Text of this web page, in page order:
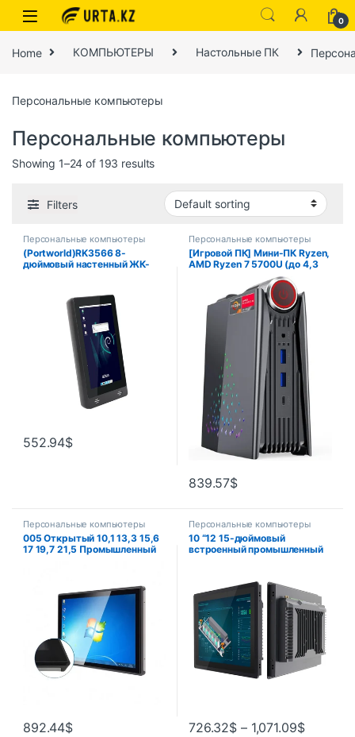
0
Home КОМПЬЮТЕРЫ Настольные ПК
Персональные компьютеры
Персональные компьютеры
Showing 1–24 of 193 results
Filters
Персональные компьютеры
(Portworld)RK3566 8-
дюймовый настенный ЖК-
планшетных ПК Linux
552.94$
Персональные компьютеры
[Игровой ПК] Мини-ПК Ryzen,
AMD Ryzen 7 5700U (до 4,3
ГГц), 16 ГБ DDR4, 512 ГБ
NVME SSD Mini
839.57$
Персональные компьютеры
005 Открытый 10,1 13,3 15,6
17 19,7 21,5 Промышленный
Компьютер
892.44$
Персональные компьютеры
10 “12 15-дюймовый
встроенный промышленный
экраном Intel Core i3
Встроенный беспроводной
Wi-Fi для Win10 Pro
726.32$ – 1,071.09$